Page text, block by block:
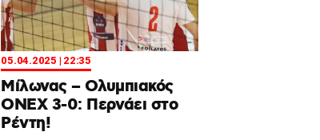
05.04.2025 | 22:35
Μίλωνας – Ολυμπιακός
ONEX 3-0: Περνάει στο
Ρέντη!